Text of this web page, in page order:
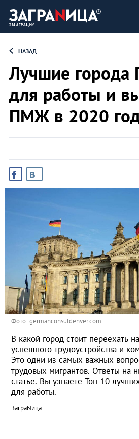
НАЗАД
Лучшие города
для работы и
ПМЖ в 2020
Фото: germanconsuldenver.com
В какой город стоит переехать
успешного трудоустройства и
Это одни из самых важных
трудовых мигрантов. Ответы на
статье. Вы узнаете Топ-10
для работы.
ЗаграNица